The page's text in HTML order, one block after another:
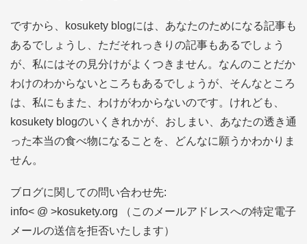
ですから、kosukety blogには、あなたのためになる記事も
あるでしょうし、ただそれっきりの記事もあるでしょう
が、私にはその見分けがよくつきません。なんのことだか
わけのわからないところもあるでしょうが、そんなところ
は、私にもまた、わけがわからないのです。けれども、
kosukety blogのいくきれかが、おしまい、あなたの透き通
った本当の食べ物になることを、どんなに願うかわかりま
せん。
ブログに関しての問い合わせ先:
info< @ >kosukety.org （このメールアドレスへの特定電子
メールの送信を拒否いたします）